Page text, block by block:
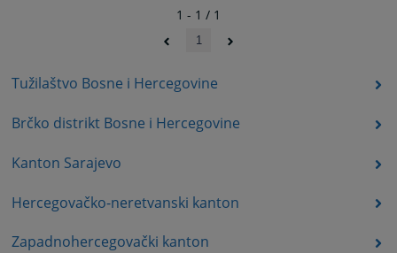
Tužilaštvo Bosne i Hercegovine
Brčko distrikt Bosne i Hercegovine
Kanton Sarajevo
Hercegovačko-neretvanski kanton
Zapadnohercegovački kanton
1 - 1 / 1
1